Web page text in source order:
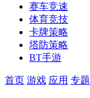
赛车竞速
体育竞技
卡牌策略
塔防策略
BT手游
首页 游戏 应用 专题